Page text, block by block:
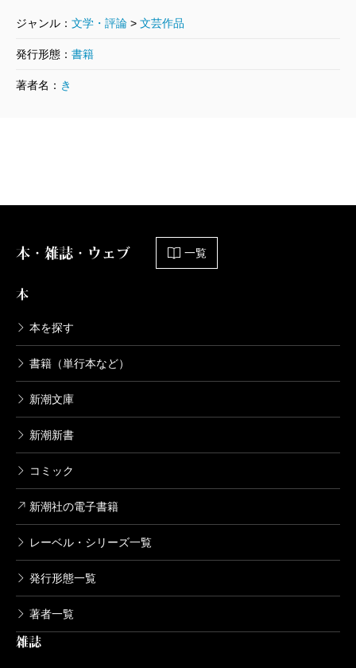
だしているようだ。思いだされているようだ。やがて
すべてが失われるときが来て、私たちの生はその「失
のことを思いださせる。
単行本刊行時掲載
ジャンル： 文学・評論 > 文芸作品
発行形態： 書籍
著者名： き
本・雑誌・ウェブ 一覧
本
本を探す
書籍（単行本など）
新潮文庫
新潮新書
コミック
新潮社の電子書籍
レーベル・シリーズ一覧
発行形態一覧
著者一覧
雑誌